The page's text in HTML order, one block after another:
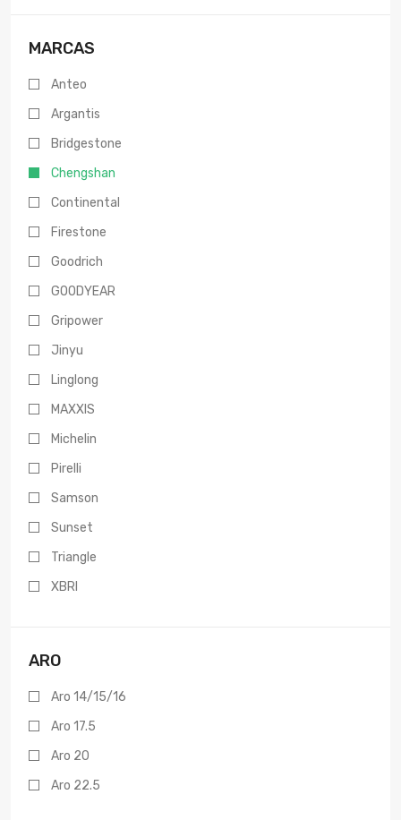
MARCAS
Anteo
Argantis
Bridgestone
Chengshan
Continental
Firestone
Goodrich
GOODYEAR
Gripower
Jinyu
Linglong
MAXXIS
Michelin
Pirelli
Samson
Sunset
Triangle
XBRI
ARO
Aro 14/15/16
Aro 17.5
Aro 20
Aro 22.5